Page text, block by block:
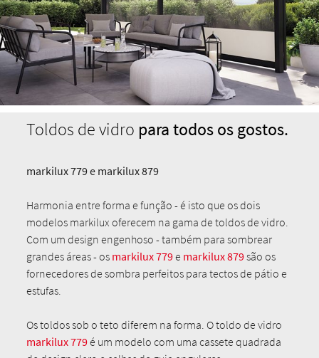
Toldos de vidro para todos os gostos.
markilux 779 e markilux 879
Harmonia entre forma e função - é isto que os dois
modelos markilux oferecem na gama de toldos de vidro.
Com um design engenhoso - também para sombrear
grandes áreas - os markilux 779e markilux 879são os
fornecedores de sombra perfeitos para tectos de pátio e
estufas.
Os toldos sob o teto diferem na forma. O toldo de vidro
markilux 779é um modelo com uma cassete quadrada